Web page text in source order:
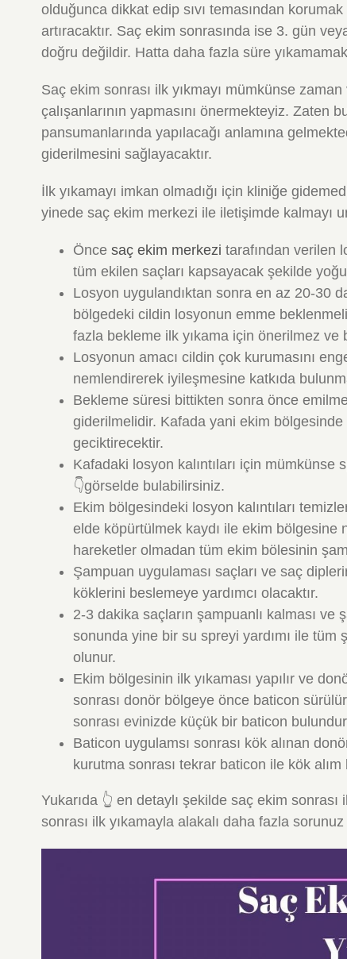
olduğunca dikkat edip sıvı temasından
artıracaktır. Saç ekim sonrasında ise 3. gün
doğru değildir. Hatta daha fazla süre
Saç ekim sonrası ilk yıkmayı mümkünse
çalışanlarının yapmasını önermekteyiz. Zaten
pansumanlarında yapılacağı anlamına
giderilmesini sağlayacaktır.
İlk yıkamayı imkan olmadığı için kliniğe
yinede saç ekim merkezi ile iletişimde kalmayı
Önce saç ekim merkezi tarafından verilen
tüm ekilen saçları kapsayacak şekilde
Losyon uygulandıktan sonra en az 20-30
bölgedeki cildin losyonun emme
fazla bekleme ilk yıkama için önerilmez ve
Losyonun amacı cildin çok kurumasını
nemlendirerek iyileşmesine katkıda
Bekleme süresi bittikten sonra önce
giderilmelidir. Kafada yani ekim
geciktirecektir.
Kafadaki losyon kalıntıları için mümkünse
👇görselde bulabilirsiniz.
Ekim bölgesindeki losyon kalıntıları
elde köpürtülmek kaydı ile ekim bölgesine
hareketler olmadan tüm ekim bölesinin
Şampuan uygulaması saçları ve saç
köklerini beslemeye yardımcı olacaktır.
2-3 dakika saçların şampuanlı kalması
sonunda yine bir su spreyi yardımı ile tüm
olunur.
Ekim bölgesinin ilk yıkaması yapılır ve
sonrası donör bölgeye önce baticon
sonrası evinizde küçük bir baticon
Baticon uygulamsı sonrası kök alınan
kurutma sonrası tekrar baticon ile kök
Yukarıda 👆 en detaylı şekilde saç ekim
sonrası ilk yıkamayla alakalı daha fazla